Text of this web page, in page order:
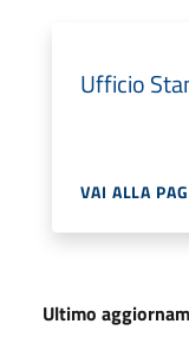
Ufficio
VAI ALLA
Ultimo